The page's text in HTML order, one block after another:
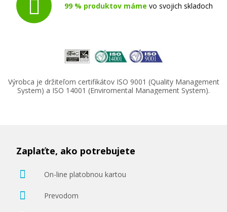
99 % produktov máme vo svojich skladoch
Výrobca je držiteľom certifikátov ISO 9001 (Quality Management
System) a ISO 14001 (Enviromental Management System).
Zaplaťte, ako potrebujete
On-line platobnou kartou
Prevodom